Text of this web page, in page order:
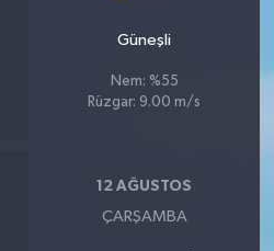
Güneşli
Nem: %55
Rüzgar: 9.00 m/s
12 AĞUSTOS
ÇARŞAMBA